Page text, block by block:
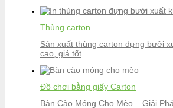
Thùng carton
Sản xuất thùng carton đựng bưởi
cao, giá tốt
Đồ chơi bằng giấy Carton
Bàn Cào Móng Cho Mèo – Giải